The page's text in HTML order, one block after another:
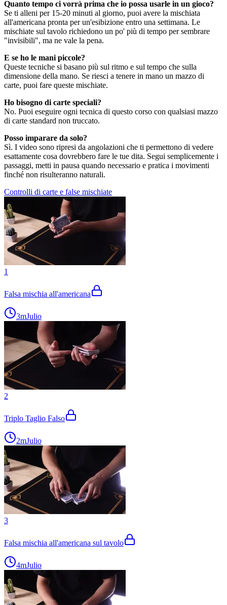
Quanto tempo ci vorrà prima che io possa usarle in un gioco?
Se ti alleni per 15-20 minuti al giorno, puoi avere la mischiata
all'americana pronta per un'esibizione entro una settimana. Le
mischiate sul tavolo richiedono un po' più di tempo per sembrare
"invisibili", ma ne vale la pena.
E se ho le mani piccole?
Queste tecniche si basano più sul ritmo e sul tempo che sulla
dimensione della mano. Se riesci a tenere in mano un mazzo di
carte, puoi fare queste mischiate.
Ho bisogno di carte speciali?
No. Puoi eseguire ogni tecnica di questo corso con qualsiasi mazzo
di carte standard non truccato.
Posso imparare da solo?
Sì. I video sono ripresi da angolazioni che ti permettono di vedere
esattamente cosa dovrebbero fare le tue dita. Segui semplicemente i
passaggi, metti in pausa quando necessario e pratica i movimenti
finché non risulteranno naturali.
Controlli di carte e false mischiate
1
Falsa mischia all'americana
3mJulio
2
Triplo Taglio Falso
2mJulio
3
Falsa mischia all'americana sul tavolo
4mJulio